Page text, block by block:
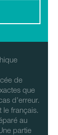
de
que
d'erreur.
le français.
au
partie